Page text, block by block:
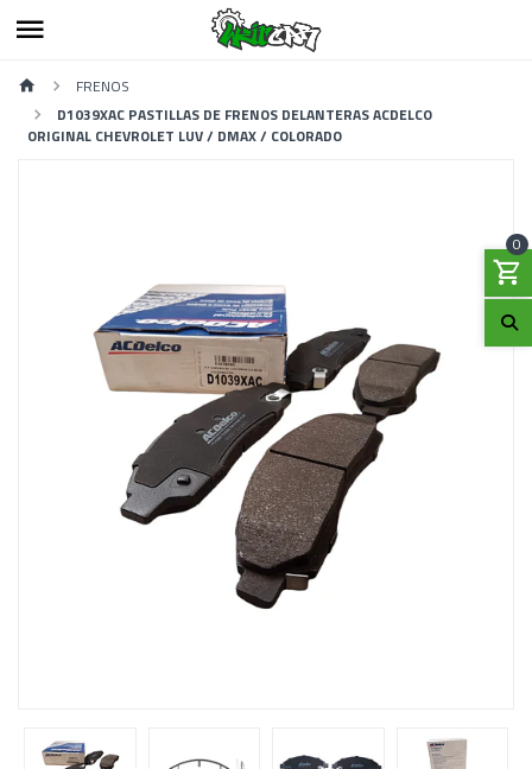
0
FRENOS
D1039XAC PASTILLAS DE FRENOS DELANTERAS ACDELCO
ORIGINAL CHEVROLET LUV / DMAX / COLORADO